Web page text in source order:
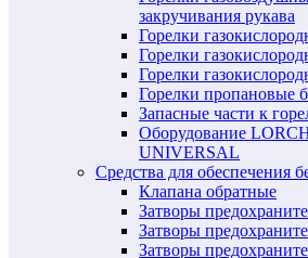
закручивания рукава
Горелки
Горелки
Горелки
Горелки пропановые
Запасные части к
Оборудование
UNIVERSAL
Средства для обеспечения
Клапана обратные
Затворы
Затворы
Затворы